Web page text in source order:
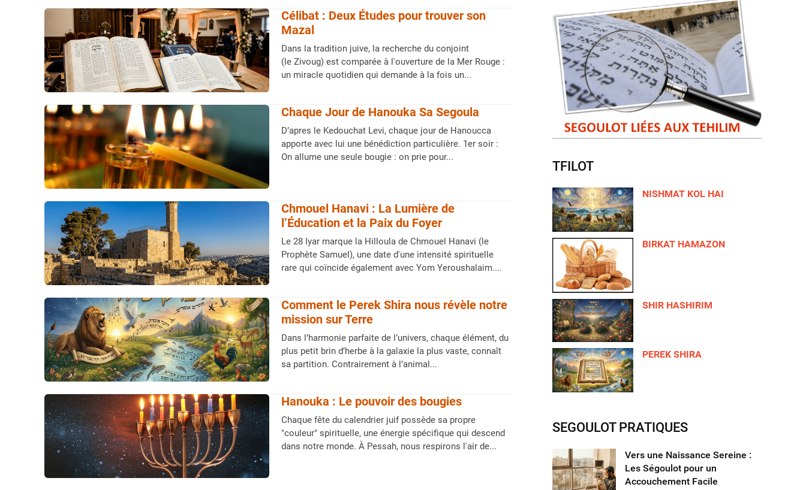
Célibat : Deux Études pour trouver son
Mazal
Dans la tradition juive, la recherche du conjoint
(le Zivoug) est comparée à l'ouverture de la Mer Rouge :
un miracle quotidien qui demande à la fois un...
Chaque Jour de Hanouka Sa Segoula
D’apres le Kedouchat Levi, chaque jour de Hanoucca
apporte avec lui une bénédiction particulière. 1er soir :
On allume une seule bougie : on prie pour...
Chmouel Hanavi : La Lumière de
l’Éducation et la Paix du Foyer
Le 28 Iyar marque la Hilloula de Chmouel Hanavi (le
Prophète Samuel), une date d'une intensité spirituelle
rare qui coïncide également avec Yom Yeroushalaim....
Comment le Perek Shira nous révèle notre
mission sur Terre
Dans l’harmonie parfaite de l’univers, chaque élément, du
plus petit brin d’herbe à la galaxie la plus vaste, connaît
sa partition. Contrairement à l’animal...
Hanouka : Le pouvoir des bougies
Chaque fête du calendrier juif possède sa propre
"couleur" spirituelle, une énergie spécifique qui descend
dans notre monde. À Pessah, nous respirons l'air de...
TFILOT
NISHMAT KOL HAI
BIRKAT HAMAZON
SHIR HASHIRIM
PEREK SHIRA
SEGOULOT PRATIQUES
Vers une Naissance Sereine :
Les Ségoulot pour un
Accouchement Facile